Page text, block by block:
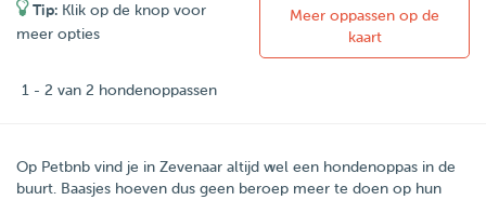
Tip: Klik op de knop voor
meer opties
Meer oppassen op de
kaart
1 - 2 van 2 hondenoppassen
Op Petbnb vind je in Zevenaar altijd wel een hondenoppas in de
buurt. Baasjes hoeven dus geen beroep meer te doen op hun